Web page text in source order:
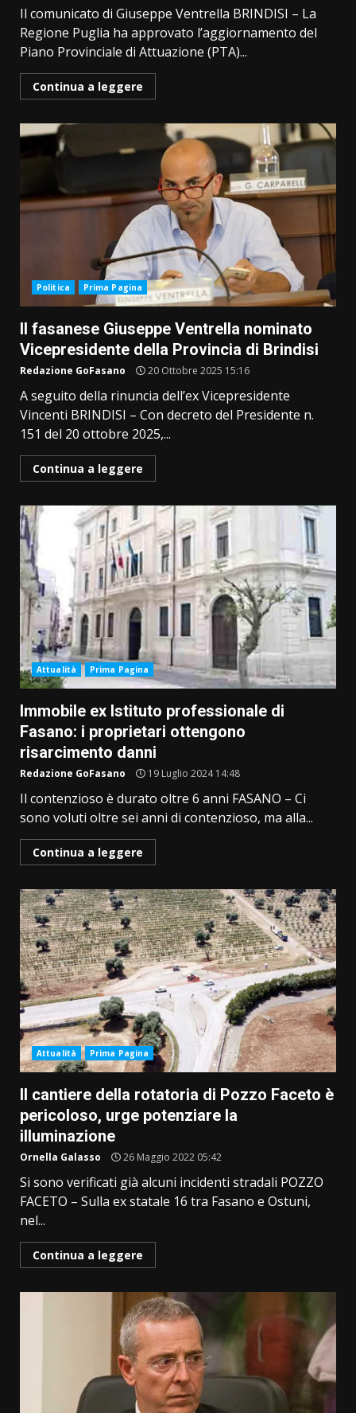
Il comunicato di Giuseppe Ventrella BRINDISI – La
Regione Puglia ha approvato l’aggiornamento del
Piano Provinciale di Attuazione (PTA)...
Continua a leggere
Politica Prima Pagina
Il fasanese Giuseppe Ventrella nominato
Vicepresidente della Provincia di Brindisi
Redazione GoFasano 20 Ottobre 2025 15:16
A seguito della rinuncia dell’ex Vicepresidente
Vincenti BRINDISI – Con decreto del Presidente n.
151 del 20 ottobre 2025,...
Continua a leggere
Attualità Prima Pagina
Immobile ex Istituto professionale di
Fasano: i proprietari ottengono
risarcimento danni
Redazione GoFasano 19 Luglio 2024 14:48
Il contenzioso è durato oltre 6 anni FASANO – Ci
sono voluti oltre sei anni di contenzioso, ma alla...
Continua a leggere
Attualità Prima Pagina
Il cantiere della rotatoria di Pozzo Faceto è
pericoloso, urge potenziare la
illuminazione
Ornella Galasso 26 Maggio 2022 05:42
Si sono verificati già alcuni incidenti stradali POZZO
FACETO – Sulla ex statale 16 tra Fasano e Ostuni,
nel...
Continua a leggere